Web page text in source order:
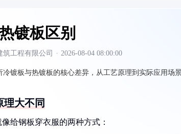
镀板区别
工程有限公司 · 2026-08-04 08:00:00
冷镀板与热镀板的核心差异，从工艺原理到实际应用场
理大不同
给钢板穿衣服的两种方式：